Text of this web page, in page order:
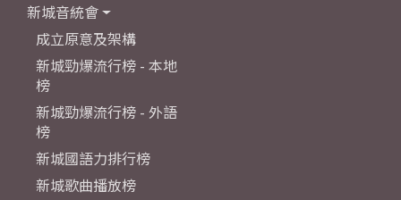
新城音統會
成立原意及架構
新城勁爆流行榜 - 本地
榜
新城勁爆流行榜 - 外語
榜
新城國語力排行榜
新城歌曲播放榜